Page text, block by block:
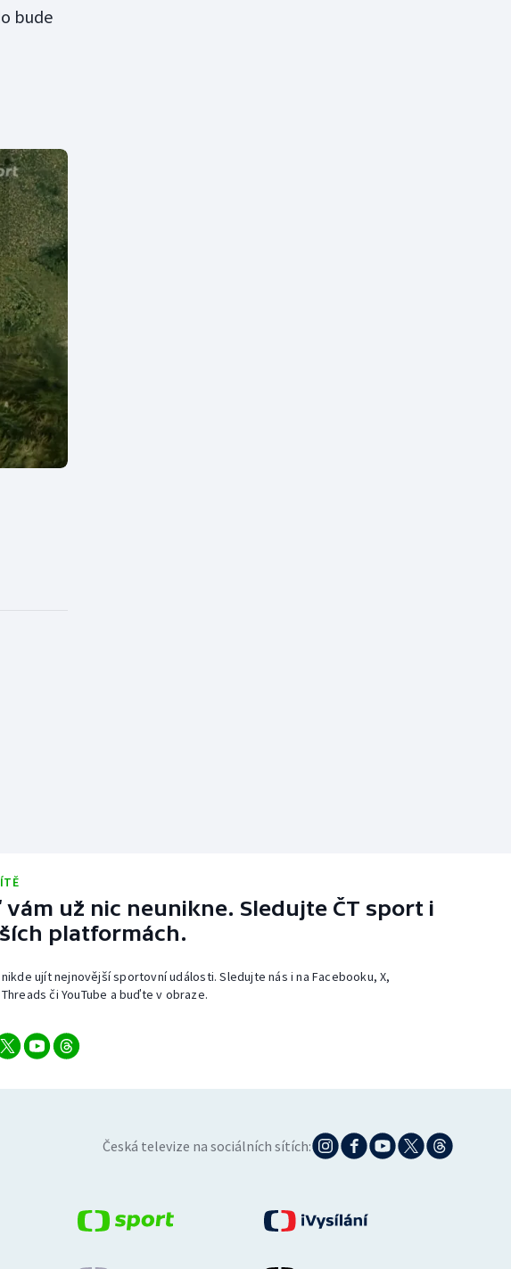
bude
vám už nic neunikne. Sledujte ČT sport i
platformách.
ujít nejnovější sportovní události. Sledujte nás i na Facebooku, X,
či YouTube a buďte v obraze.
Česká televize na sociálních sítích: